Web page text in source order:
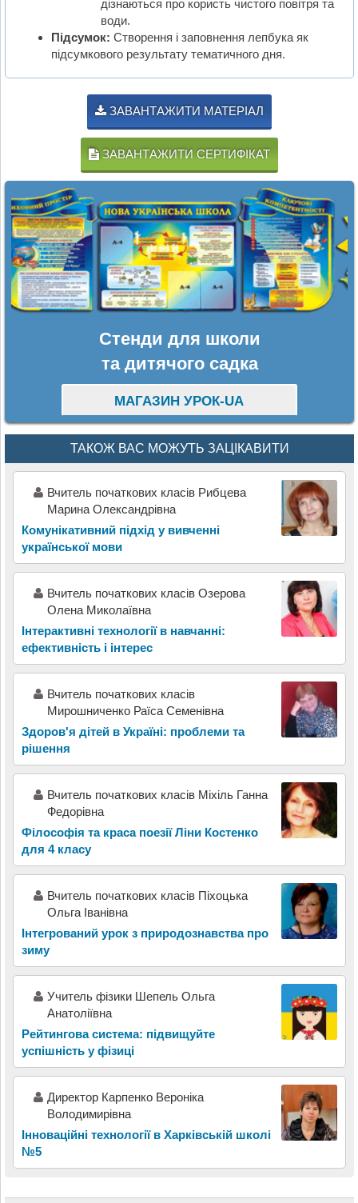
дізнаються про користь чистого повітря та
води.
Підсумок: Створення і заповнення лепбука як
підсумкового результату тематичного дня.
ЗАВАНТАЖИТИ МАТЕРІАЛ
ЗАВАНТАЖИТИ СЕРТИФІКАТ
Стенди для школи
та дитячого садка
МАГАЗИН УРОК-UA
ТАКОЖ ВАС МОЖУТЬ ЗАЦІКАВИТИ
Вчитель початкових класів Рибцева
Марина Олександрівна
Комунікативний підхід у вивченні
української мови
Вчитель початкових класів Озерова
Олена Миколаївна
Інтерактивні технології в навчанні:
ефективність і інтерес
Вчитель початкових класів
Мирошниченко Раїса Семенівна
Здоров'я дітей в Україні: проблеми та
рішення
Вчитель початкових класів Міхіль Ганна
Федорівна
Філософія та краса поезії Ліни Костенко
для 4 класу
Вчитель початкових класів Піхоцька
Ольга Іванівна
Інтегрований урок з природознавства про
зиму
Учитель фізики Шепель Ольга
Анатоліївна
Рейтингова система: підвищуйте
успішність у фізиці
Директор Карпенко Вероніка
Володимирівна
Інноваційні технології в Харківській школі
№5